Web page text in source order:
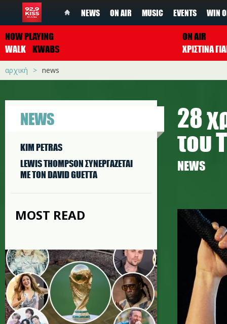
NEWS ON AIR MUSIC EVENTS WIN
NOW PLAYING
WALK KWABS
ON AIR
ΧΡΙΣΤΙΝΑ
αρχική news
NEWS
KIM PETRAS
LEWIS THOMPSON ΣΥΝΕΡΓAΖΕΤΑΙ
ΜΕ ΤΟΝ DAVID GUETTA
MOST READ
28
του
NEWS